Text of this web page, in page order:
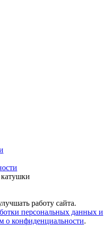
работу сайта.
персональных данных и
о конфиденциальности.